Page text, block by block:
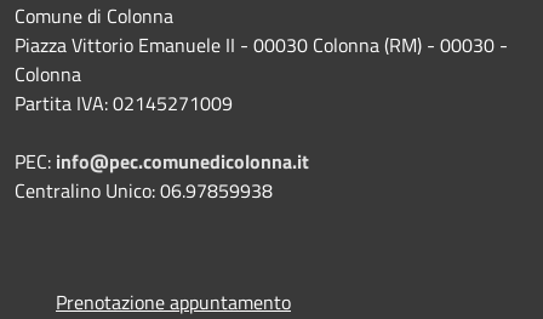
Comune di Colonna
Piazza Vittorio Emanuele II - 00030 Colonna (RM) - 00030 -
Colonna
Partita IVA: 02145271009
PEC: info@pec.comunedicolonna.it
Centralino Unico: 06.97859938
Prenotazione appuntamento